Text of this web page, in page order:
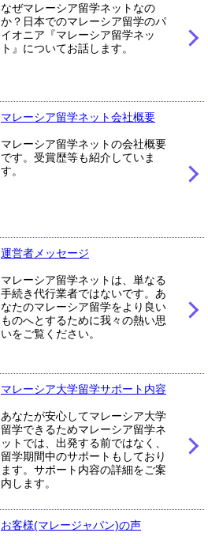
なぜマレーシア留学ネットなの
か？日本でのマレーシア留学のパ
イオニア『マレーシア留学ネッ
ト』についてお話します。
マレーシア留学ネット会社概要
マレーシア留学ネットの会社概要
です。受賞歴等も紹介していま
す。
運営者メッセージ
マレーシア留学ネットは、単なる
手続き代行業者ではないです。あ
なたのマレーシア留学をより良い
ものへとするために我々の熱い思
いをご覧ください。
マレーシア大学留学サポート内容
あなたが安心してマレーシア大学
留学できるためマレーシア留学ネ
ットでは、出発する前ではなく、
留学期間中のサポートもしており
ます。サポート内容の詳細をご案
内します。
お客様(マレージャパン)の声